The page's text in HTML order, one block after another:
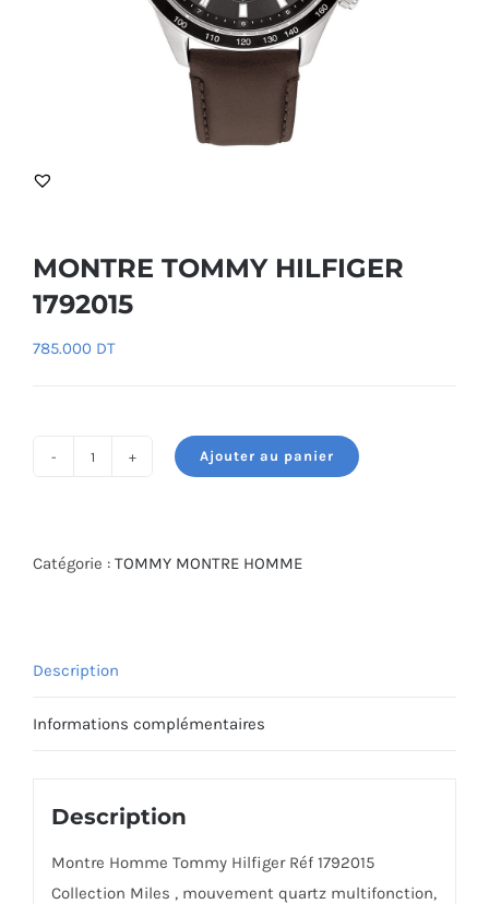
MONTRE TOMMY HILFIGER
1792015
785.000 DT
TOMMY
Ajouter au panier
Catégorie : TOMMY MONTRE HOMME
Description
Informations complémentaires
Description
Montre Homme Tommy Hilfiger Réf 1792015
Collection Miles , mouvement quartz multifonction,